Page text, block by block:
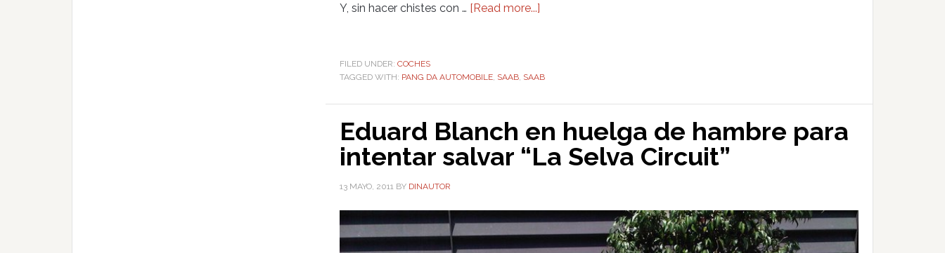
Y, sin hacer chistes con … [Read more...]
FILED UNDER: COCHES
TAGGED WITH: PANG DA AUTOMOBILE, SAAB, SAAB
Eduard Blanch en huelga de hambre para
intentar salvar “La Selva Circuit”
13 MAYO, 2011 BY DINAUTOR